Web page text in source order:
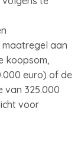
aan
koopsom,
euro) of de
van 325.000
voor